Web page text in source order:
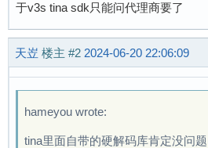
于v3s tina sdk只能问代理商要了
天岦 楼主 #2 2024-06-20 22:06:09
hameyou wrote:
tina里面自带的硬解码库肯定没问